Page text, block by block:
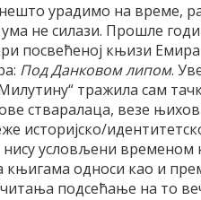
урадимо на време,
не силази. Прошле
посвећеној књизи
Под Данковом липом.
тражила сам
стваралаца, везе
историјско/
условљени временом
односи као и
подсећање на то